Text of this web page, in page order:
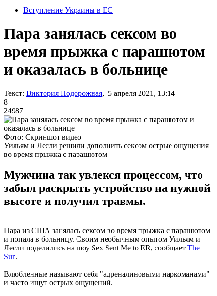
Вступление Украины в ЕС
Пара занялась сексом во
время прыжка с парашютом
и оказалась в больнице
Текст: Виктория Подорожная, 5 апреля 2021, 13:14
8
24987
Фото: Скриншот видео
Уильям и Лесли решили дополнить сексом острые ощущения
во время прыжка с парашютом
Мужчина так увлекся процессом, что
забыл раскрыть устройство на нужной
высоте и получил травмы.
Пара из США занялась сексом во время прыжка с парашютом
и попала в больницу. Своим необычным опытом Уильям и
Лесли поделились на шоу Sex Sent Me to ER, сообщает The
Sun.
Влюбленные называют себя "адреналиновыми наркоманами"
и часто ищут острых ощущений.